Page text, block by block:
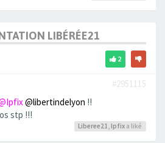
LIBÉRÉE21
2
#2951115
@libertindelyon !!
stp !!!
Liberee21 Ipfix a liké